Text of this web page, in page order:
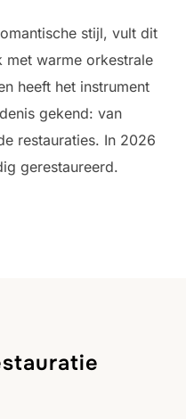
stijl, vult dit
warme orkestrale
heeft het instrument
gekend: van
restauraties. In 2026
gerestaureerd.